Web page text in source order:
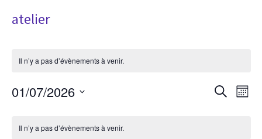
atelier
Il n’y a pas d’évènements à venir.
et
Recherche
de
Mois
01/07/2026
de
Il n’y a pas d’évènements à venir.